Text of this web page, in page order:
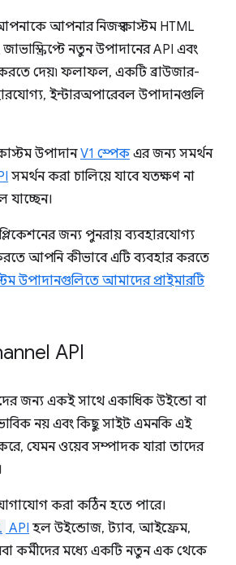
আপনার নিজস্ব কাস্টম HTML
নতুন উপাদানের API এবং
দেয়৷ ফলাফল, একটি ব্রাউজার-
ইন্টারঅপারেবল উপাদানগুলি
উপাদানV1 স্পেকএর জন্য সমর্থন
সমর্থন করা চালিয়ে যাবে যতক্ষণ না
যাচ্ছেন।
জন্য পুনরায় ব্যবহারযোগ্য
আপনি কীভাবে এটি ব্যবহার করতে
উপাদানগুলিতে আমাদের প্রাইমারটি
API
জন্য একই সাথে একাধিক উইন্ডো বা
নয় এবং কিছু সাইট এমনকি এই
যেমন ওয়েব সম্পাদক যারা তাদের
করা কঠিন হতে পারে।
API হল উইন্ডোজ, ট্যাব, আইফ্রেম,
কর্মীদের মধ্যে একটি নতুন এক থেকে